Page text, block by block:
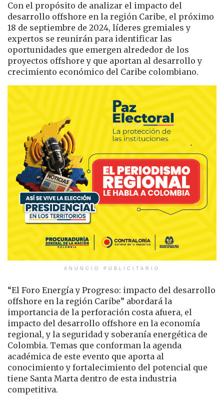
Con el propósito de analizar el impacto del
desarrollo offshore en la región Caribe, el próximo
18 de septiembre de 2024, líderes gremiales y
expertos se reunirán para identificar las
oportunidades que emergen alrededor de los
proyectos offshore y que aportan al desarrollo y
crecimiento económico del Caribe colombiano.
ANUNCIO PUBLICITARIO
“El Foro Energía y Progreso: impacto del desarrollo
offshore en la región Caribe” abordará la
importancia de la perforación costa afuera, el
impacto del desarrollo offshore en la economía
regional, y la seguridad y soberanía energética de
Colombia. Temas que conforman la agenda
académica de este evento que aporta al
conocimiento y fortalecimiento del potencial que
tiene Santa Marta dentro de esta industria
competitiva.